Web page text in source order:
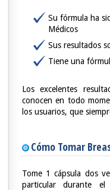
Su fórmula ha
Médicos
Sus resultados
Tiene una
Los excelentes
conocen en todo
los usuarios, que
Cómo Tomar
Tome 1 cápsula dos
particular durante